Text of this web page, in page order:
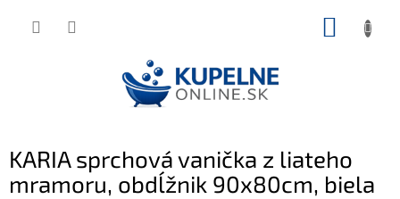
KARIA sprchová vanička z liateho
mramoru, obdĺžnik 90x80cm, biela